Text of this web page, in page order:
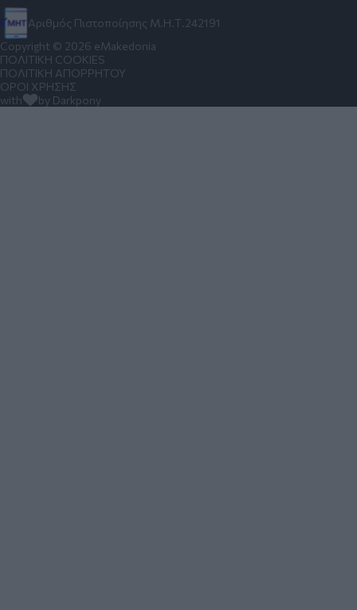
Αριθμός Πιστοποίησης Μ.Η.Τ.242191
Copyright © 2026 eMakedonia
ΠΟΛΙΤΙΚΗ COOKIES
ΠΟΛΙΤΙΚΗ ΑΠΟΡΡΗΤΟΥ
ΟΡΟΙ ΧΡΗΣΗΣ
with
by Darkpony